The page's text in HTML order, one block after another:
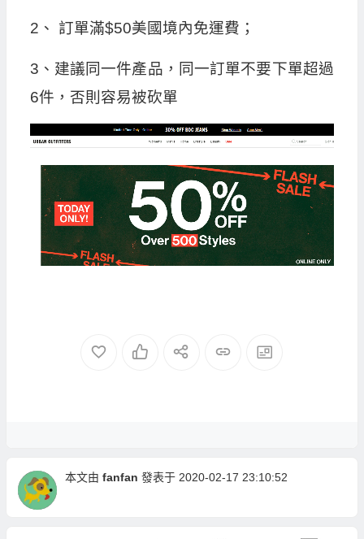
2、 訂單滿$50美國境內免運費；
3、建議同一件產品，同一訂單不要下單超過
6件，否則容易被砍單
本文由 fanfan 發表于 2020-02-17 23:10:52